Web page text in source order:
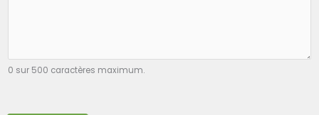
0 sur 500 caractères maximum.